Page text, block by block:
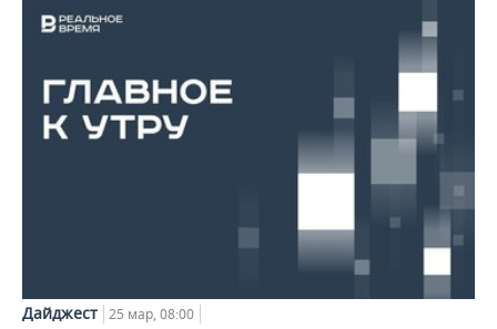
Дайджест 25 мар, 08:00